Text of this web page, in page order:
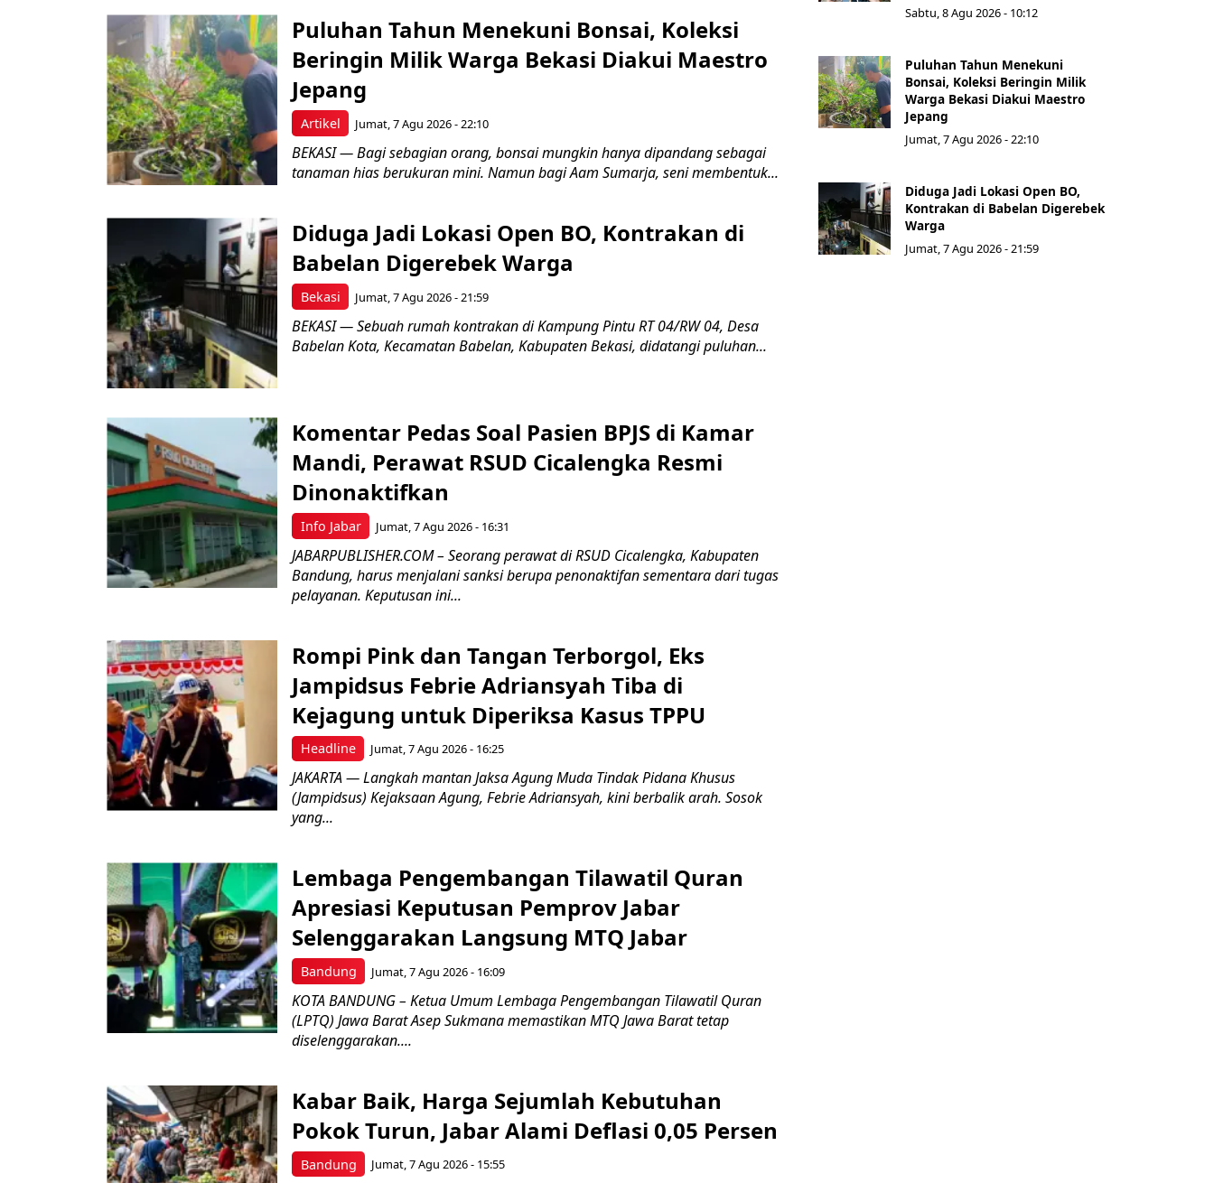
Artikel
Puluhan Tahun Menekuni Bonsai, Koleksi
Beringin Milik Warga Bekasi Diakui Maestro
Jepang
Jumat, 7 Agu 2026 - 22:10
BEKASI — Bagi sebagian orang, bonsai mungkin hanya dipandang sebagai
tanaman hias berukuran mini. Namun bagi Aam Sumarja, seni membentuk...
Bekasi
Diduga Jadi Lokasi Open BO, Kontrakan di
Babelan Digerebek Warga
Jumat, 7 Agu 2026 - 21:59
BEKASI — Sebuah rumah kontrakan di Kampung Pintu RT 04/RW 04, Desa
Babelan Kota, Kecamatan Babelan, Kabupaten Bekasi, didatangi puluhan...
Info Jabar
Komentar Pedas Soal Pasien BPJS di Kamar
Mandi, Perawat RSUD Cicalengka Resmi
Dinonaktifkan
Jumat, 7 Agu 2026 - 16:31
JABARPUBLISHER.COM – Seorang perawat di RSUD Cicalengka, Kabupaten
Bandung, harus menjalani sanksi berupa penonaktifan sementara dari tugas
pelayanan. Keputusan ini...
Headline
Rompi Pink dan Tangan Terborgol, Eks
Jampidsus Febrie Adriansyah Tiba di
Kejagung untuk Diperiksa Kasus TPPU
Jumat, 7 Agu 2026 - 16:25
JAKARTA — Langkah mantan Jaksa Agung Muda Tindak Pidana Khusus
(Jampidsus) Kejaksaan Agung, Febrie Adriansyah, kini berbalik arah. Sosok
yang...
Bandung
Lembaga Pengembangan Tilawatil Quran
Apresiasi Keputusan Pemprov Jabar
Selenggarakan Langsung MTQ Jabar
Jumat, 7 Agu 2026 - 16:09
KOTA BANDUNG – Ketua Umum Lembaga Pengembangan Tilawatil Quran
(LPTQ) Jawa Barat Asep Sukmana memastikan MTQ Jawa Barat tetap
diselenggarakan....
Bandung
Kabar Baik, Harga Sejumlah Kebutuhan
Pokok Turun, Jabar Alami Deflasi 0,05 Persen
Jumat, 7 Agu 2026 - 15:55
Sabtu, 8 Agu 2026 - 10:12
Puluhan Tahun Menekuni
Bonsai, Koleksi Beringin Milik
Warga Bekasi Diakui Maestro
Jepang
Jumat, 7 Agu 2026 - 22:10
Diduga Jadi Lokasi Open BO,
Kontrakan di Babelan Digerebek
Warga
Jumat, 7 Agu 2026 - 21:59